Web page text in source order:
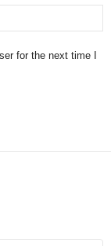
for the next time I